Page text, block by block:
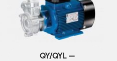
QY/QYL —